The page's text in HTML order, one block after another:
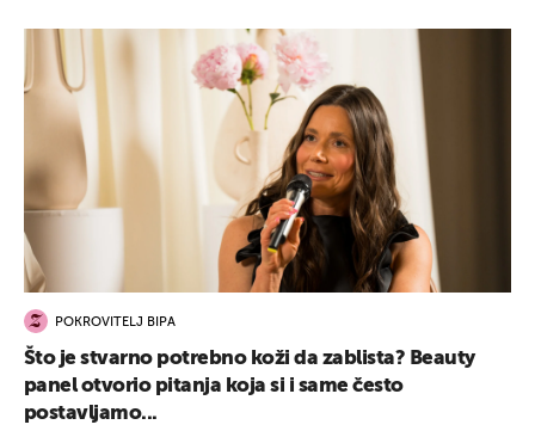
POKROVITELJ BIPA
Što je stvarno potrebno koži da zablista? Beauty
panel otvorio pitanja koja si i same često
postavljamo...